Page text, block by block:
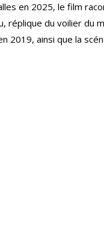
en 2025, le film
du voilier du
2019, ainsi que la